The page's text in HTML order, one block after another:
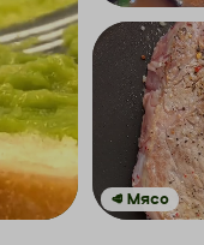
🥩 Мясо